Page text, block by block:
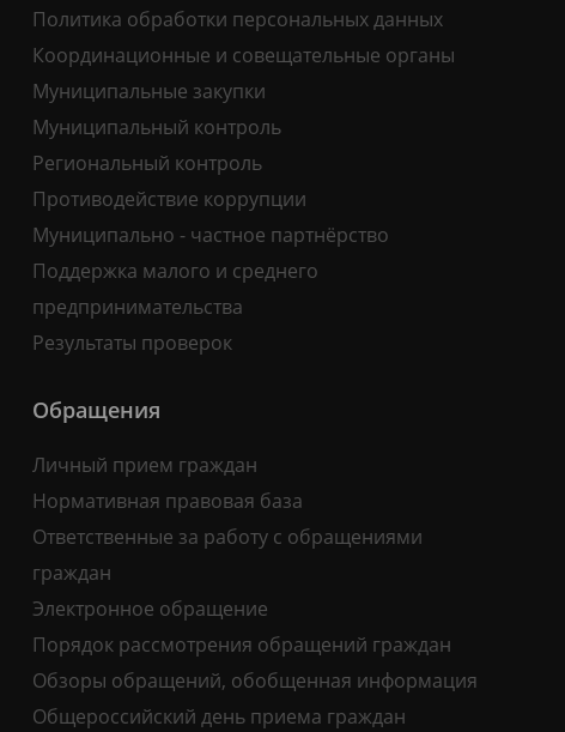
Политика обработки персональных данных
Координационные и совещательные органы
Муниципальные закупки
Муниципальный контроль
Региональный контроль
Противодействие коррупции
Муниципально - частное партнёрство
Поддержка малого и среднего
предпринимательства
Результаты проверок
Обращения
Личный прием граждан
Нормативная правовая база
Ответственные за работу с обращениями
граждан
Электронное обращение
Порядок рассмотрения обращений граждан
Обзоры обращений, обобщенная информация
Общероссийский день приема граждан